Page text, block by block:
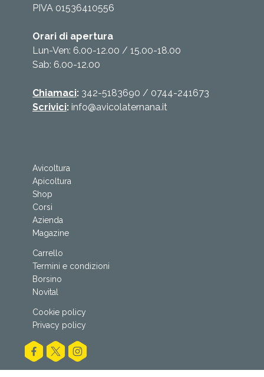
PIVA 01536410556
Orari di apertura
Lun-Ven: 6.00-12.00 / 15.00-18.00
Sab: 6.00-12.00
Chiamaci: 342-5183690 / 0744-241673
Scrivici: info@avicolaternana.it
Avicoltura
Apicoltura
Shop
Corsi
Azienda
Magazine
Carrello
Termini e condizioni
Borsino
Novital
Cookie policy
Privacy policy